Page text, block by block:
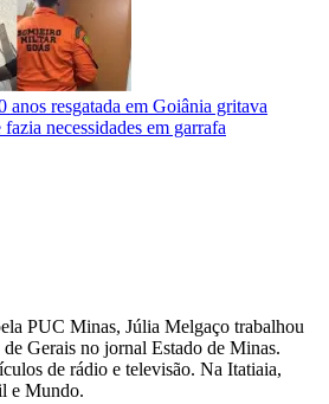
anos resgatada em Goiânia gritava
necessidades em garrafa
PUC Minas, Júlia Melgaço trabalhou
Gerais no jornal Estado de Minas.
de rádio e televisão. Na Itatiaia,
e Mundo.